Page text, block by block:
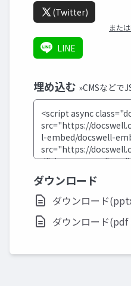
(Twitter)
また
LINE
埋め込む »CMSなどで
ダウンロード
ダウンロード
ダウンロード(pdf